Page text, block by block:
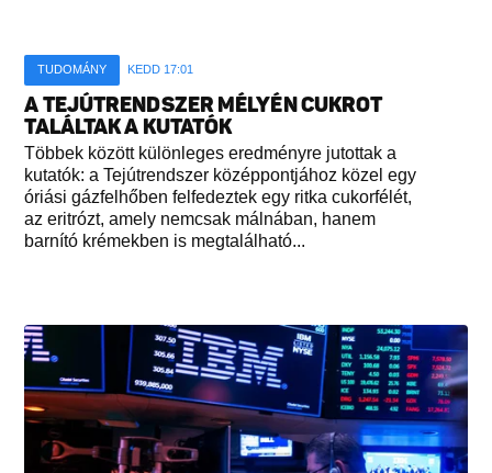
TUDOMÁNY KEDD 17:01
A TEJÚTRENDSZER MÉLYÉN CUKROT
TALÁLTAK A KUTATÓK
Többek között különleges eredményre jutottak a
kutatók: a Tejútrendszer középpontjához közel egy
óriási gázfelhőben felfedeztek egy ritka cukorfélét,
az eritrózt, amely nemcsak málnában, hanem
barnító krémekben is megtalálható...